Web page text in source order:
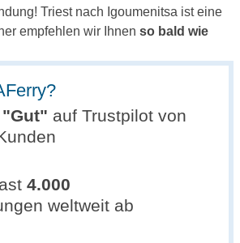
Triest nach Igoumenitsa ist eine
empfehlen wir Ihnen so bald wie
"Gut" auf Trustpilot von
4.000
weltweit ab